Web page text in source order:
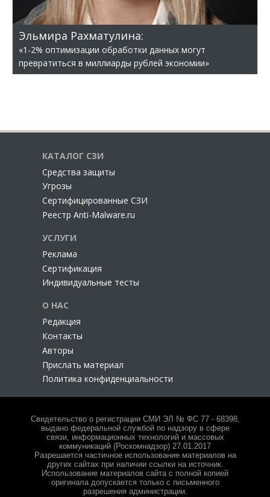
Эльмира Рахматулина:
«1-2% оптимизации обработки данных могут
превратиться в миллиарды рублей экономии»
КАТАЛОГ СЗИ
Cредства защиты
Угрозы
Сертифицированные СЗИ
Реестр Anti-Malware.ru
УСЛУГИ
Реклама
Сертификация
Индивидуальные тесты
О НАС
Редакция
Контакты
Авторы
Прислать материал
Политика конфиденциальности
Свидетельство о регистрации СМИ ЭЛ № ФС 77 - 68398,
выдано федеральной службой по надзору в сфере
связи, информационных технологий и массовых
коммуникаций (Роскомнадзор) 27.01.2017
Разрешается частичное использование материалов на
других сайтах при наличии ссылки на источник.
Использование материалов сайта с полной копией
оригинала допускается только с письменного
разрешения администрации.